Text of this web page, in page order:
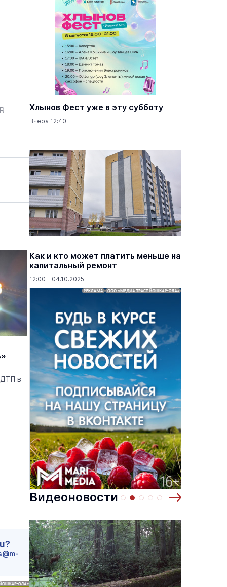
ДТП в
Хлынов Фест уже в эту субботу
Вчера 12:40
Как и кто может платить меньше на
капитальный ремонт
12:00 04.10.2025
Видеоновости